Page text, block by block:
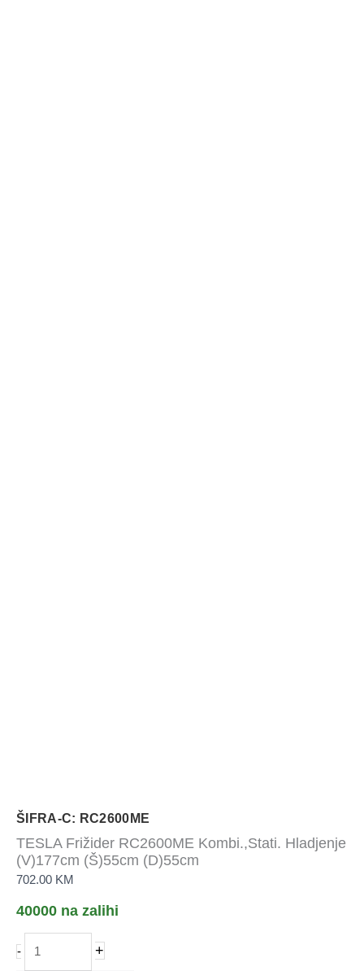
ŠIFRA-C: RC2600ME
TESLA Frižider RC2600ME Kombi.,Stati. Hladjenje
(V)177cm (Š)55cm (D)55cm
702.00 KM
40000 na zalihi
-
Frižider
+